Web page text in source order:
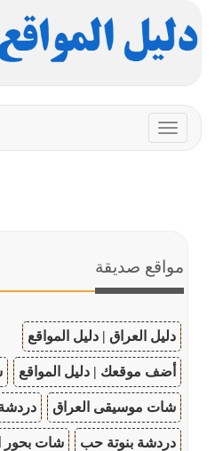
Toggle
navigation
مواقع صديقة
دليل العراق | دليل المواقع
أضف موقعك | دليل المواقع
شات موسيقى العراق
دردشة بنوتة حب شات بحور